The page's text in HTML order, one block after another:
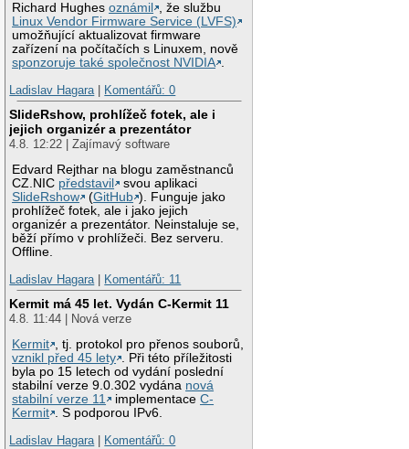
Richard Hughesoznámil
, že službu
Linux Vendor Firmware Service (LVFS)
umožňující aktualizovat firmware
zařízení na počítačích s Linuxem, nově
sponzoruje také společnost NVIDIA .
Ladislav Hagara| Komentářů: 0
SlideRshow, prohlížeč fotek, ale i
jejich organizér a prezentátor
4.8. 12:22 | Zajímavý software
Edvard Rejthar na blogu zaměstnanců
CZ.NIC představil
svou aplikaci
SlideRshow
(GitHub ). Funguje jako
prohlížeč fotek, ale i jako jejich
organizér a prezentátor. Neinstaluje se,
běží přímo v prohlížeči. Bez serveru.
Offline.
Ladislav Hagara| Komentářů: 11
Kermit má 45 let. Vydán C-Kermit 11
4.8. 11:44 | Nová verze
Kermit , tj. protokol pro přenos souborů,
vznikl před 45 lety . Při této příležitosti
byla po 15 letech od vydání poslední
stabilní verze 9.0.302 vydána nová
stabilní verze 11
implementaceC-
Kermit . S podporou IPv6.
Ladislav Hagara| Komentářů: 0